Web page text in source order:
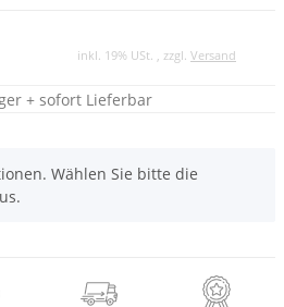
inkl. 19% USt. , zzgl. Versand
+ sofort Lieferbar
Wählen Sie bitte die